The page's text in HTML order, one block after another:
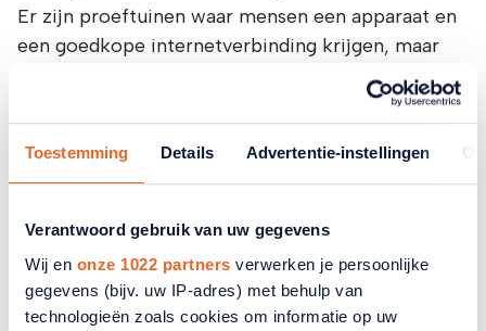
Toestemming Details Advertentie-instellingen
Verantwoord gebruik van uw gegevens
Wij en onze 1022 partners verwerken je persoonlijke
gegevens (bijv. uw IP-adres) met behulp van
technologieën zoals cookies om informatie op uw
Er zijn proeftuinen waar mensen een apparaat en
een goedkope internetverbinding krijgen, maar
Waarom lukt het ouderen minder
goed om te profiteren van internet?
motivatie heel erg aan het toenemen is. Alleen in
de alleroudste groep is er een klein percentage
dat echt niet wil meedoen. Ouderen gebruiken
relatief vaak een desktop en de tablet wordt ook